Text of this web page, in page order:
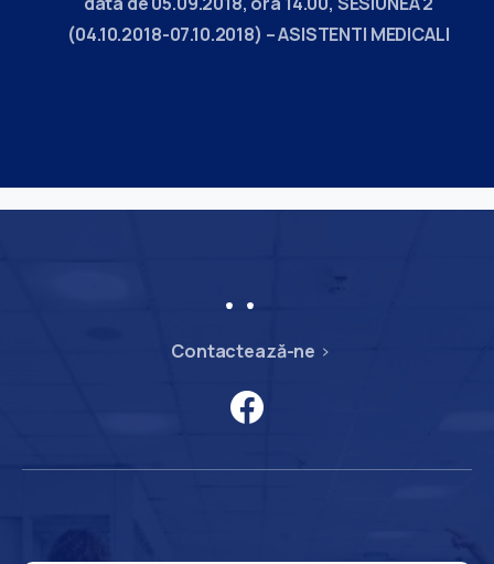
(04.10.2018-07.10.2018) – ASISTENTI MEDICALI
Contactează-ne